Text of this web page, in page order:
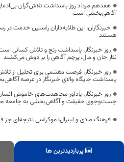
هفدهم مرداد روز پاسداشت تلاش‌گران
آگاهی‌بخشی است
خبرنگاران، این طلایه‌داران راستین خدمت در
هستند
روز خبرنگار، پاسداشت رنج و تلاش کسانی
نثار جان و مال، پرچم آگاهی را بر دوش می‌کشند
روز خبرنگار، فرصت مغتنمی برای تجلیل از
پاسداشت جایگاه والای خبرنگار در عرصه
روز خبرنگار، یادآور مجاهدت‌های خاموش
جست‌وجوی حقیقت و آگاهی‌بخشی به جامعه
فرهنگ مادی و لیبرال‌دموکراسی نتیجه‌ای جز
پربازدیدترین ها